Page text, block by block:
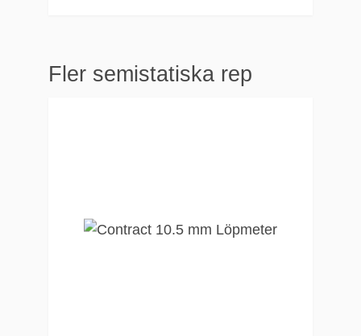
Fler semistatiska rep